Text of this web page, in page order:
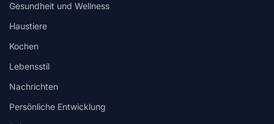
Gesundheit und Wellness
Haustiere
Kochen
Lebensstil
Nachrichten
Persönliche Entwicklung